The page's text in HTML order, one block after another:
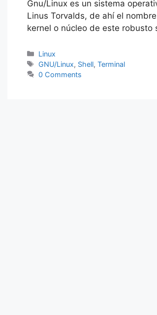
e
b
o
k
er s
A
p
e
dI
e
st
gr
a
Gnu/Linux es un sistema
Linus Torvalds, de ahí el
kernel o núcleo de este robusto
Categorías
Linux
Etiquetas
GNU/Linux, Shell,Terminal
0 Comments